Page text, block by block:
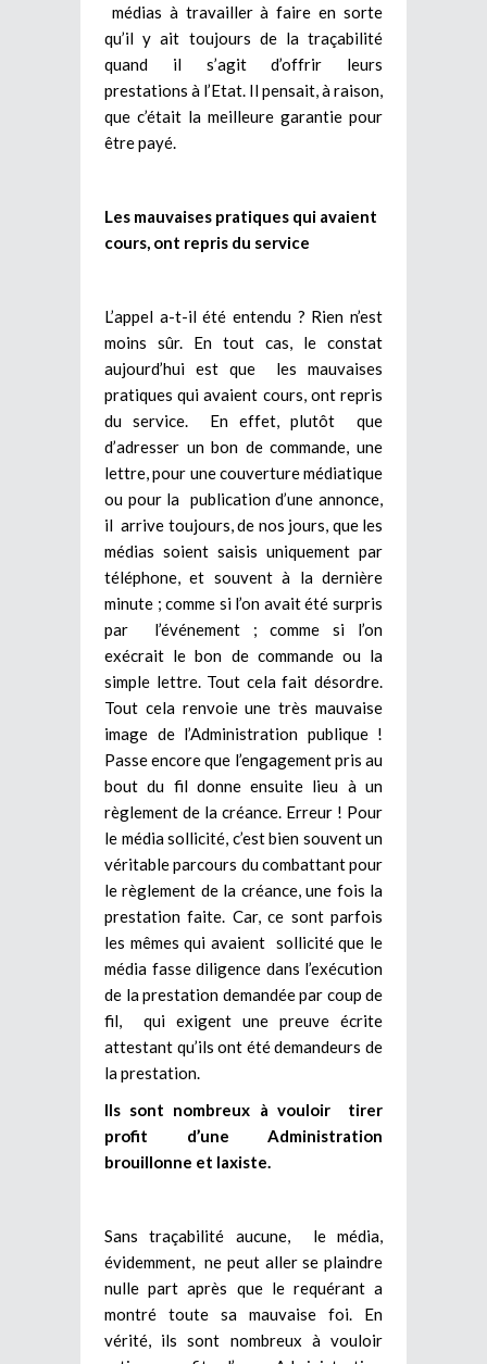
médias à travailler à faire en sorte
qu’il y ait toujours de la traçabilité
quand il s’agit d’offrir leurs
prestations à l’Etat. Il pensait, à raison,
que c’était la meilleure garantie pour
être payé.
Les mauvaises pratiques qui avaient
cours, ont repris du service
L’appel a-t-il été entendu ? Rien n’est
moins sûr. En tout cas, le constat
aujourd’hui est que les mauvaises
pratiques qui avaient cours, ont repris
du service. En effet, plutôt que
d’adresser un bon de commande, une
lettre, pour une couverture médiatique
ou pour la publication d’une annonce,
il arrive toujours, de nos jours, que les
médias soient saisis uniquement par
téléphone, et souvent à la dernière
minute ; comme si l’on avait été surpris
par l’événement ; comme si l’on
exécrait le bon de commande ou la
simple lettre. Tout cela fait désordre.
Tout cela renvoie une très mauvaise
image de l’Administration publique !
Passe encore que l’engagement pris au
bout du fil donne ensuite lieu à un
règlement de la créance. Erreur ! Pour
le média sollicité, c’est bien souvent un
véritable parcours du combattant pour
le règlement de la créance, une fois la
prestation faite. Car, ce sont parfois
les mêmes qui avaient sollicité que le
média fasse diligence dans l’exécution
de la prestation demandée par coup de
fil, qui exigent une preuve écrite
attestant qu’ils ont été demandeurs de
la prestation.
Ils sont nombreux à vouloir tirer
profit d’une Administration
brouillonne et laxiste.
Sans traçabilité aucune, le média,
évidemment, ne peut aller se plaindre
nulle part après que le requérant a
montré toute sa mauvaise foi. En
vérité, ils sont nombreux à vouloir